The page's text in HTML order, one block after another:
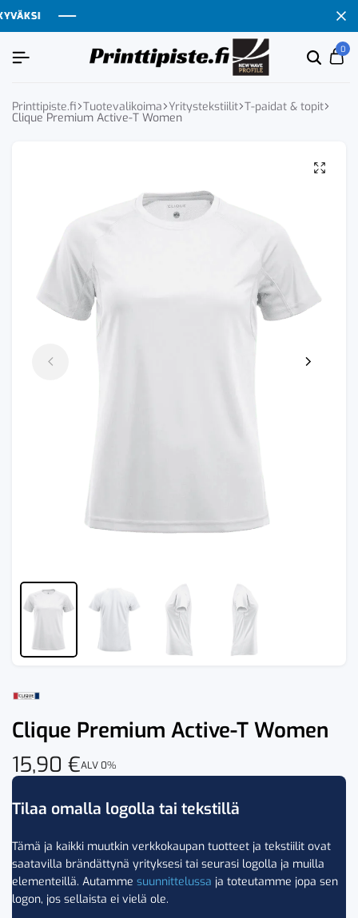
Etsi
0
Printtipiste.fi Tuotevalikoima Yritystekstiilit T-paidat & topit
Clique Premium Active-T Women
Clique Premium Active-T Women
15,90 €ALV 0%
Tilaa omalla logolla tai tekstillä
Tämä ja kaikki muutkin verkkokaupan tuotteet ja tekstiilit ovat
saatavilla brändättynä yrityksesi tai seurasi logolla ja muilla
elementeillä. Autamme suunnittelussa ja toteutamme jopa sen
logon, jos sellaista ei vielä ole.